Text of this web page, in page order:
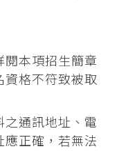
閱本項招生簡章
資格不符致被取
之通訊地址、電
應正確，若無法